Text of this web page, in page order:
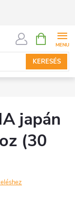
KERESÉS
KOSÁR
japán
(30